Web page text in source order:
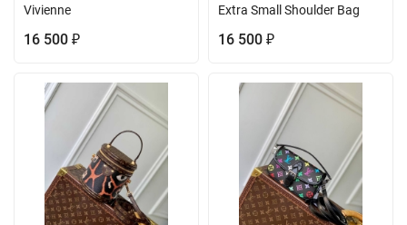
Vivienne
16 500 ₽
Extra Small Shoulder Bag
16 500 ₽